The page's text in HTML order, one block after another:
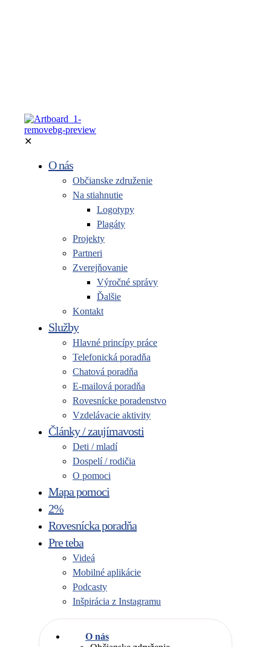
✕
O nás
Občianske združenie
Na stiahnutie
Logotypy
Plagáty
Projekty
Partneri
Zverejňovanie
Výročné správy
Ďalšie
Kontakt
Služby
Hlavné princípy práce
Telefonická poradňa
Chatová poradňa
E-mailová poradňa
Rovesnícke poradenstvo
Vzdelávacie aktivity
Články / zaujímavosti
Deti / mladí
Dospelí / rodičia
O pomoci
Mapa pomoci
2%
Rovesnícka poradňa
Pre teba
Videá
Mobilné aplikácie
Podcasty
Inšpirácia z Instagramu
O nás